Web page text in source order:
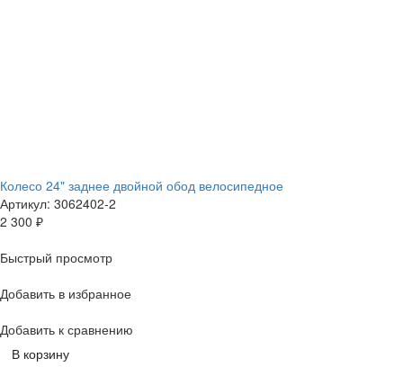
Колесо 24" заднее двойной обод велосипедное
Артикул: 3062402-2
2 300 ₽
Быстрый просмотр
Добавить в избранное
Добавить к сравнению
В корзину